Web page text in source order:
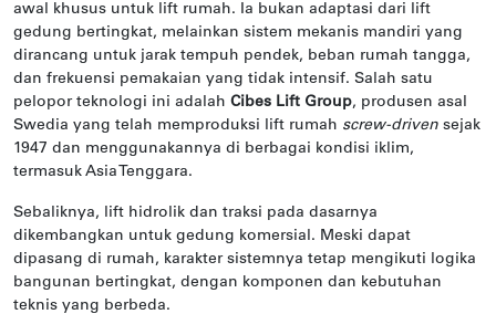
awal khusus untuk lift rumah. Ia bukan adaptasi dari lift
gedung bertingkat, melainkan sistem mekanis mandiri yang
dirancang untuk jarak tempuh pendek, beban rumah tangga,
dan frekuensi pemakaian yang tidak intensif. Salah satu
pelopor teknologi ini adalah Cibes Lift Group, produsen asal
Swedia yang telah memproduksi lift rumah screw-driven sejak
1947 dan menggunakannya di berbagai kondisi iklim,
termasuk Asia Tenggara.
Sebaliknya, lift hidrolik dan traksi pada dasarnya
dikembangkan untuk gedung komersial. Meski dapat
dipasang di rumah, karakter sistemnya tetap mengikuti logika
bangunan bertingkat, dengan komponen dan kebutuhan
teknis yang berbeda.